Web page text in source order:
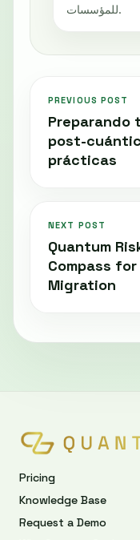
للمؤسسات.
PREVIOUS POST
Preparando
post-
prácticas
NEXT POST
Quantum
Compass
Migration
Pricing
Knowledge Base
Request a Demo